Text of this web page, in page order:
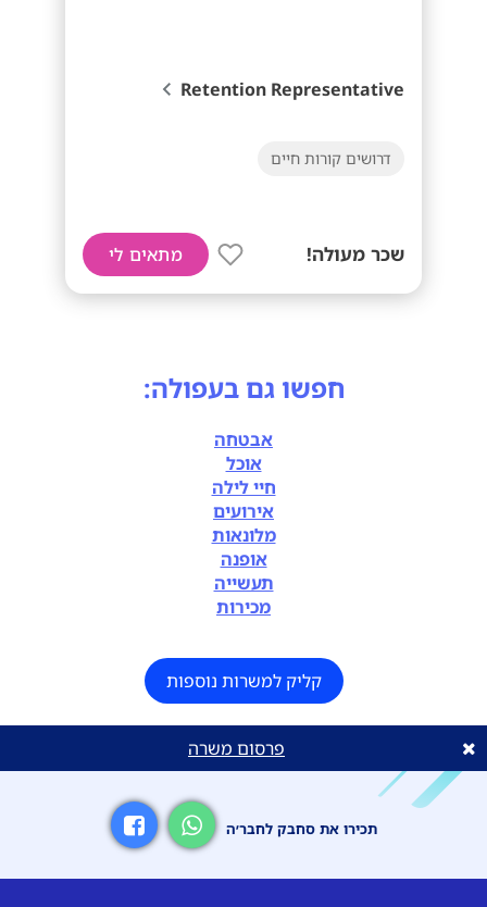
Retention Representative
דרושים קורות חיים
שכר מעולה! מתאים לי
חפשו גם בעפולה:
אבטחה
אוכל
חיי לילה
אירועים
מלונאות
אופנה
תעשייה
מכירות
קליק למשרות נוספות
פרסום משרה
תכירו את סחבק לחבר׳ה